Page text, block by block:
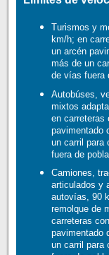
Turismos y
km/h; en
un arcén
más de un
de vías fuera
Autobúses,
mixtos
en carreteras
pavimentado
un carril para
fuera de
Camiones,
articulados y
autovías, 90
remolque de
carreteras
pavimentado
un carril para